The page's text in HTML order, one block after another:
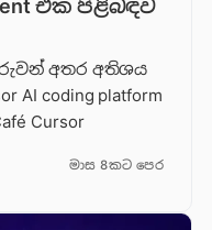
එක පිළිබඳව
අතර අතිශය
coding platform
Cursor
මාස 8කට පෙර